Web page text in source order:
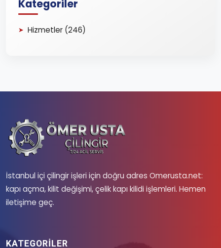
Kategoriler
Hizmetler (246)
İstanbul içi çilingir işleri için doğru adres Omerusta.net:
kapı açma, kilit değişimi, çelik kapı kilidi işlemleri. Hemen
iletişime geç.
KATEGORILER